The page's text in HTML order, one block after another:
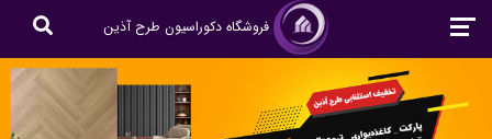
فروشگاه دکوراسیون طرح آذین